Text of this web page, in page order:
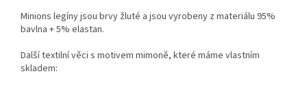
Minions legíny jsou brvy žluté a jsou vyrobeny z materiálu 95%
bavlna + 5% elastan.
Další textilní věci s motivem mimoně, které máme vlastním
skladem: